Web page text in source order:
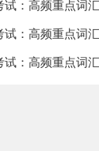
试：高频重点词
试：高频重点词
试：高频重点词